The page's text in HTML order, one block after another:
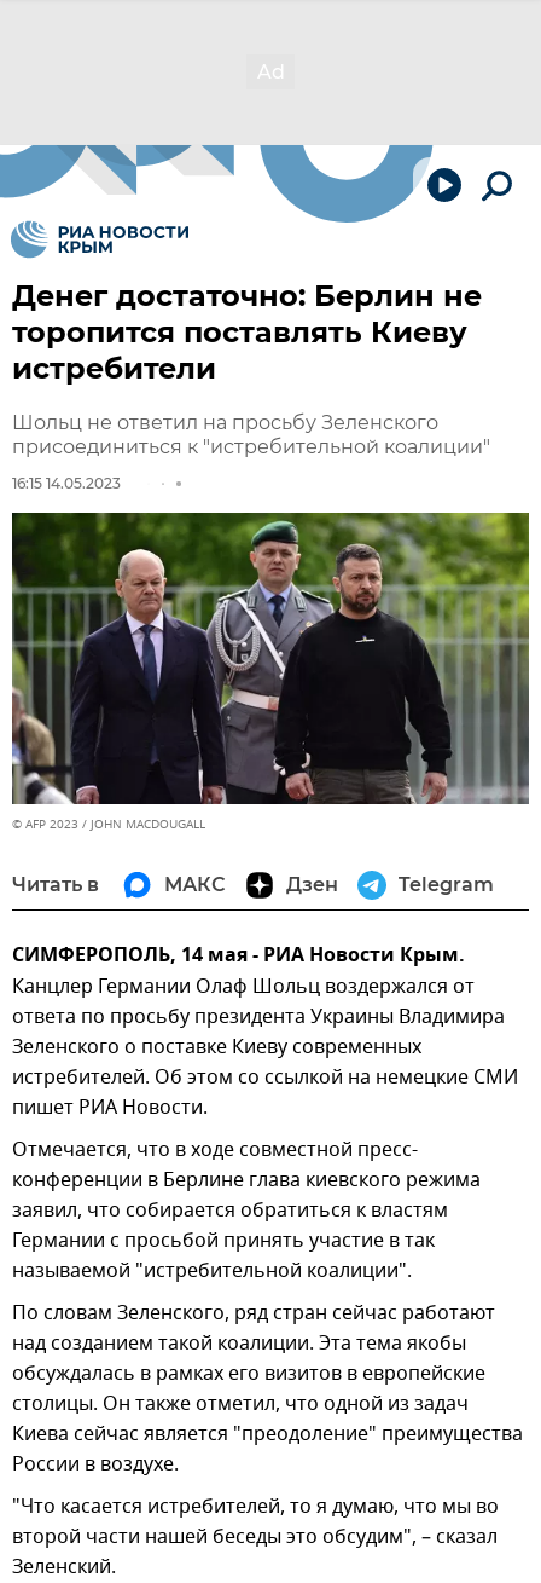
Денег достаточно: Берлин не
торопится поставлять Киеву
истребители
Шольц не ответил на просьбу Зеленского
присоединиться к "истребительной коалиции"
16:15 14.05.2023
© AFP 2023 / JOHN MACDOUGALL
Читать в МАКС Дзен Telegram
СИМФЕРОПОЛЬ, 14 мая - РИА Новости Крым.
Канцлер Германии Олаф Шольц воздержался от
ответа по просьбу президента Украины Владимира
Зеленского о поставке Киеву современных
истребителей. Об этом со ссылкой на немецкие СМИ
пишет РИА Новости.
Отмечается, что в ходе совместной пресс-
конференции в Берлине глава киевского режима
заявил, что собирается обратиться к властям
Германии с просьбой принять участие в так
называемой "истребительной коалиции".
По словам Зеленского, ряд стран сейчас работают
над созданием такой коалиции. Эта тема якобы
обсуждалась в рамках его визитов в европейские
столицы. Он также отметил, что одной из задач
Киева сейчас является "преодоление" преимущества
России в воздухе.
"Что касается истребителей, то я думаю, что мы во
второй части нашей беседы это обсудим", – сказал
Зеленский.